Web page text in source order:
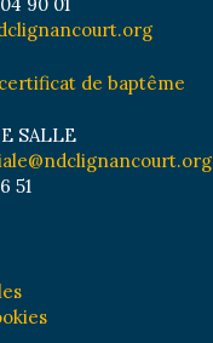
de baptême
SALLE
51